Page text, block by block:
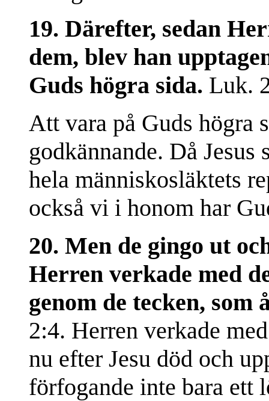
19. Därefter, sedan
dem, blev han
Guds högra sida. Luk.
Att vara på Guds högra
godkännande. Då
hela människosläktets
också vi i honom har
20. Men de gingo ut
Herren verkade med
genom de tecken, som
2:4. Herren verkade
nu efter Jesu död och
förfogande inte bara ett